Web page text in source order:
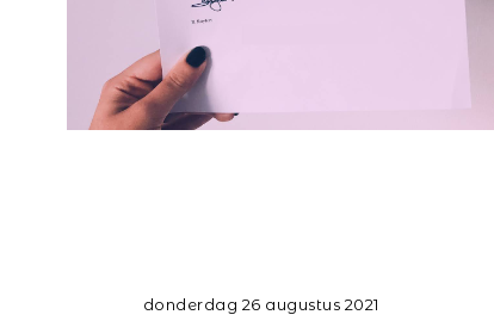
donderdag 26 augustus 2021